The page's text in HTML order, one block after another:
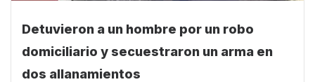
Detuvieron a un hombre por un robo
domiciliario y secuestraron un arma en
dos allanamientos